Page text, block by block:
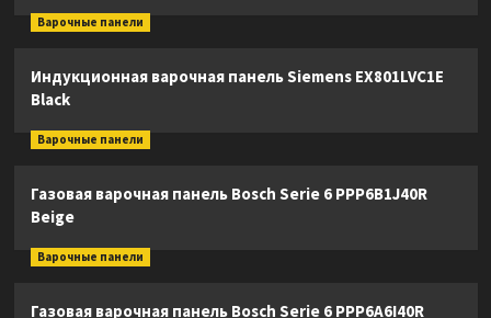
Варочные панели
Индукционная варочная панель Siemens EX801LVC1E
Black
Варочные панели
Газовая варочная панель Bosch Serie 6 PPP6B1J40R
Beige
Варочные панели
Газовая варочная панель Bosch Serie 6 PPP6A6I40R